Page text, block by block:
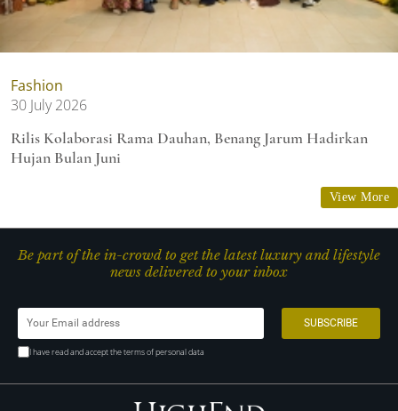
Fashion
30 July 2026
Rilis Kolaborasi Rama Dauhan, Benang Jarum Hadirkan
Hujan Bulan Juni
View More
Be part of the in-crowd to get the latest luxury and lifestyle
news delivered to your inbox
I have read and accept the terms of personal data